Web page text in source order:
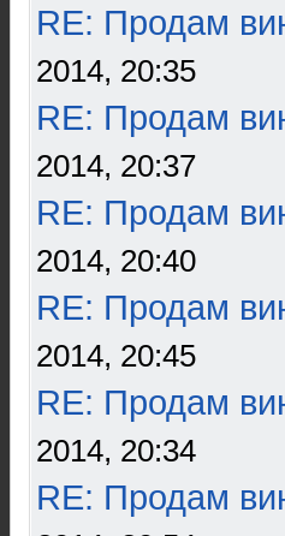
RE: Продам
2014, 20:35
RE: Продам
2014, 20:37
RE: Продам
2014, 20:40
RE: Продам
2014, 20:45
RE: Продам
2014, 20:34
RE: Продам